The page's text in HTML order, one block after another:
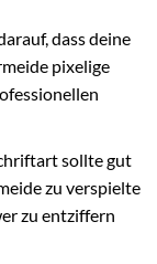
dass deine
pixelige
sollte gut
zu verspielte
zu entziffern